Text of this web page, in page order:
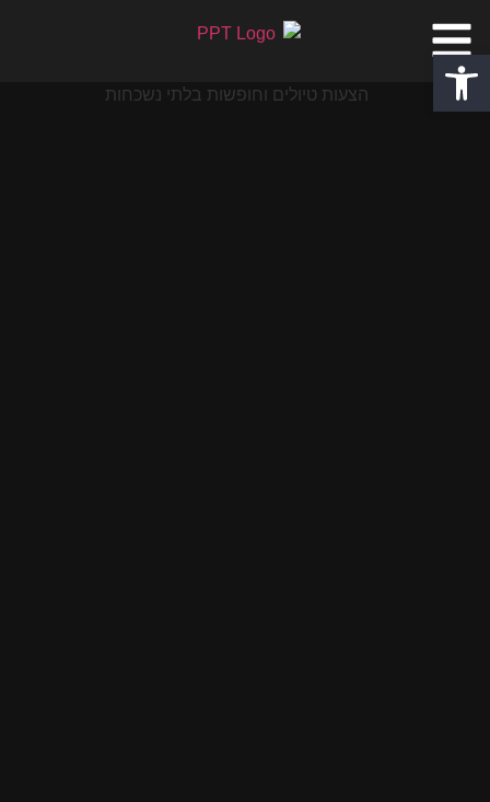
פתח סרגל נגישות